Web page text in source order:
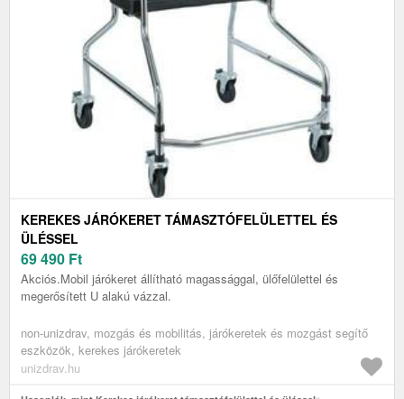
KEREKES JÁRÓKERET TÁMASZTÓFELÜLETTEL ÉS
ÜLÉSSEL
69 490 Ft
Akciós.Mobil járókeret állítható magassággal, ülőfelülettel és
megerősített U alakú vázzal.
non-unizdrav, mozgás és mobilitás, járókeretek és mozgást segítő
eszközök, kerekes járókeretek
unizdrav.hu